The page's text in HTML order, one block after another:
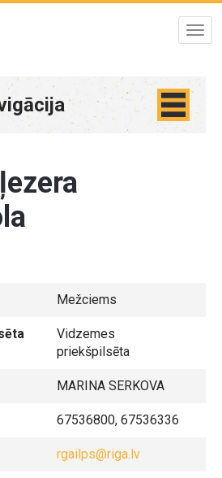
Mežciems
Vidzemes
priekšpilsēta
MARINA SERKOVA
67536800, 67536336
rgailps@riga.lv